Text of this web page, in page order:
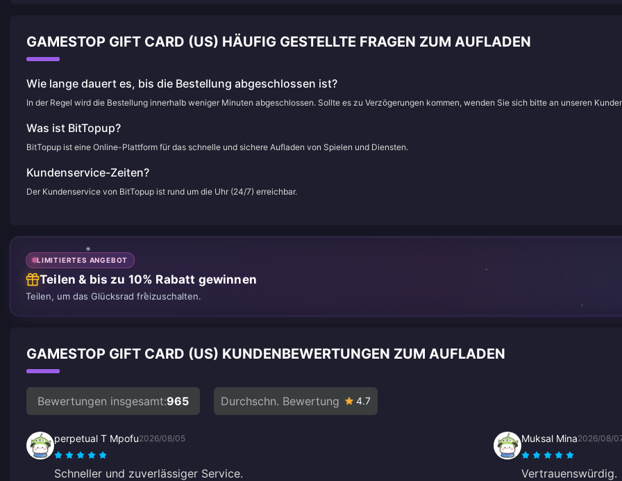
GAMESTOP GIFT CARD (US) HÄUFIG GESTELLTE FRAGEN ZUM AUFLADEN
Wie lange dauert es, bis die Bestellung abgeschlossen ist?
In der Regel wird die Bestellung innerhalb weniger Minuten abgeschlossen. Sollte es zu Verzögerungen kommen, wenden Sie sich bitte an unseren
Was ist BitTopup?
BitTopup ist eine Online-Plattform für das schnelle und sichere Aufladen von Spielen und Diensten.
Kundenservice-Zeiten?
Der Kundenservice von BitTopup ist rund um die Uhr (24/7) erreichbar.
LIMITIERTES ANGEBOT
Teilen & bis zu 10% Rabatt gewinnen
Teilen, um das Glücksrad freizuschalten.
GAMESTOP GIFT CARD (US) KUNDENBEWERTUNGEN ZUM AUFLADEN
Bewertungen insgesamt:965 Durchschn. Bewertung 4.7
perpetual T Mpofu2026/08/05
Schneller und zuverlässiger Service.
Muksal Mina2026/08/
Vertrauenswürdig.